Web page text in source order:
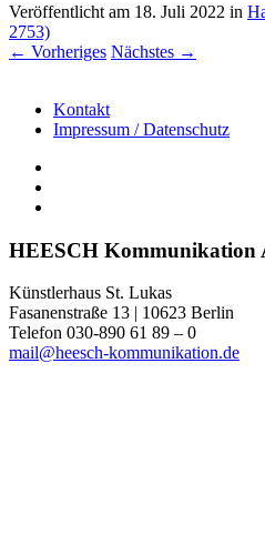
Veröffentlicht am 18. Juli 2022 in
2753)
← Vorheriges Nächstes →
Kontakt
Impressum / Datenschutz
HEESCH Kommunikation
Künstlerhaus St. Lukas
Fasanenstraße 13 | 10623 Berlin
Telefon 030-890 61 89 – 0
mail@heesch-kommunikation.de